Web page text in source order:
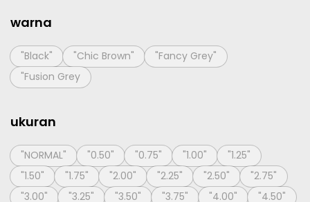
warna
"Black" "Chic Brown"
"Fancy Grey"
"Fusion Grey
ukuran
"NORMAL" "0.50" "0.75" "1.00"
"1.25"
"1.50"
"1.75" "2.00" "2.25" "2.50"
"2.75"
"3.00"
"3.25" "3.50" "3.75" "4.00"
"4.50"